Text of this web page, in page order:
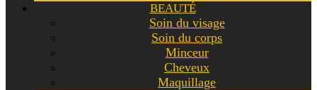
BEAUTÉ
Soin du visage
Soin du corps
Minceur
Cheveux
Maquillage